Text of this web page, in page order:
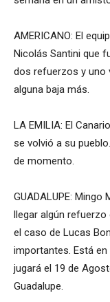
AMERICANO: El
Nicolás Santini que
dos refuerzos y uno
alguna baja más.
LA EMILIA: El
se volvió a su
de momento.
GUADALUPE:
llegar algún
el caso de Lucas
importantes. Está
jugará el 19 de
Guadalupe.